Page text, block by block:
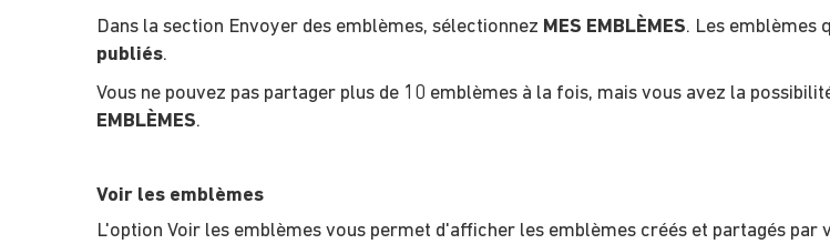
Dans la section Envoyer des emblèmes, sélectionnez MES EMBLÈMES. Les emblèmes
publiés.
Vous ne pouvez pas partager plus de 10 emblèmes à la fois, mais vous avez la
EMBLÈMES.
Voir les emblèmes
L'option Voir les emblèmes vous permet d'afficher les emblèmes créés et partagés par